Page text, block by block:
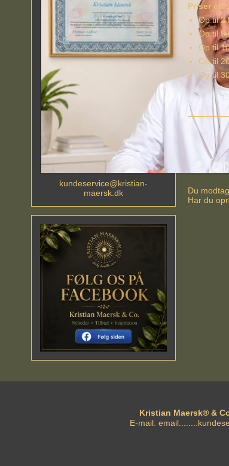
kundeservice@kristian-
maersk.dk
Priser
Op til 2
Op til 5
Op til
Op til
Op til
📍
Du
Har du
Kristian Maersk® &
E-mail: